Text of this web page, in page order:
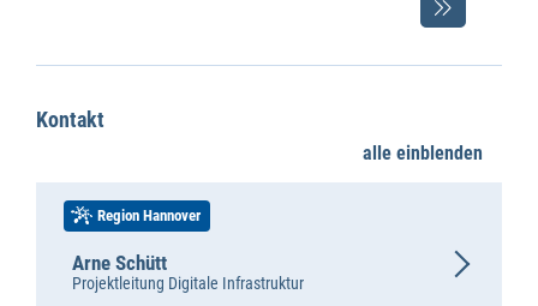
Kontakt
alle einblenden
Region Hannover
Projektleitung Digitale Infrastruktur
Arne Schütt